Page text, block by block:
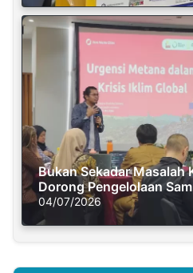
Bukan Sekadar Masalah
Dorong Pengelolaan
Solusi Krisis Iklim
04/07/2026